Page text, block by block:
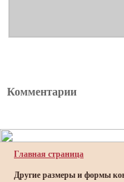
Комментарии
Главная страница
Другие размеры и формы